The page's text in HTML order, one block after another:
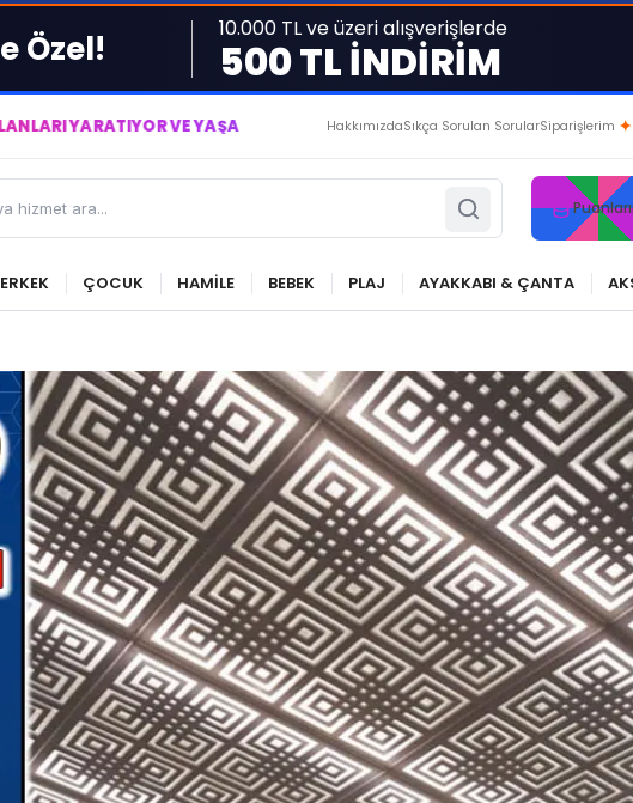
Özel! 10.000 TL ve üzeri alışverişlerde
500 TL İNDİRİM
VE YAŞATIYORUZ ● BİZİMLE DAİMA KÂRDASINIZ...
HakkımızdaSıkça Sorulan SorularSiparişlerim ✦
ERKEK ÇOCUK HAMİLE BEBEK PLAJ AYAKKABI & ÇANTA